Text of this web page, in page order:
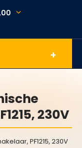
230V
PF1215, 230V